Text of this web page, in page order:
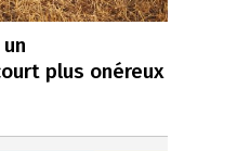
plus onéreux